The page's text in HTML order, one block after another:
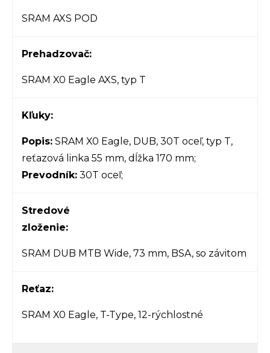
SRAM AXS POD
Prehadzovač:
SRAM X0 Eagle AXS, typ T
Kľuky:
Popis: SRAM X0 Eagle, DUB, 30T oceľ, typ T,
reťazová linka 55 mm, dĺžka 170 mm;
Prevodník: 30T oceľ;
Stredové
zloženie:
SRAM DUB MTB Wide, 73 mm, BSA, so závitom
Reťaz:
SRAM X0 Eagle, T-Type, 12-rýchlostné